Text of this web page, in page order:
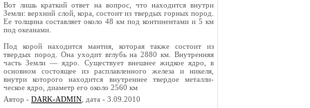
Вот лишь краткий ответ на вопрос, что нахо­дится внутри
Земли: верхний слой, кора, состоит из твердых горных пород.
Ее толщина составляет около 48 км под континентами и 5 км
под океа­нами.
Под корой находится мантия, которая также состоит из
твердых пород. Она уходит вглубь на 2880 км. Внутренняя
часть Земли — ядро. Суще­ствует внешнее жидкое ядро, в
основном состоя­щее из расплавленного железа и никеля,
внутри которого находится внутреннее твердое металли­
ческое ядро, диаметр его около 2560 км
Автор - DARK-ADMIN , дата - 3.09.2010